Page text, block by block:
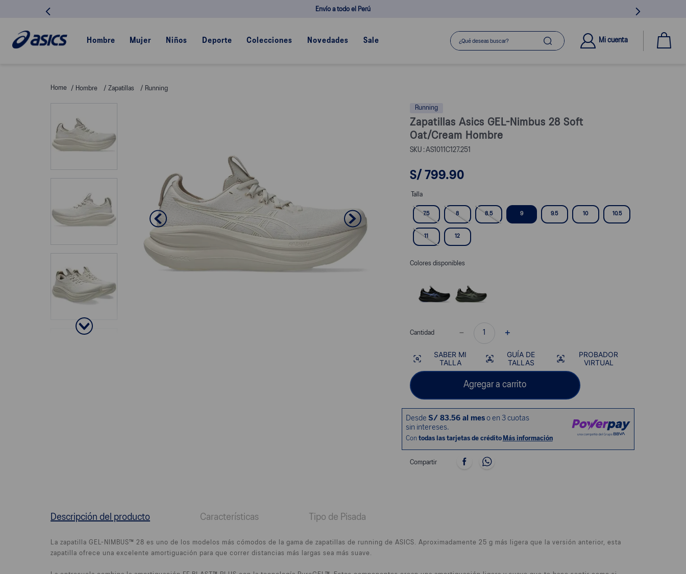
Envío a todo el Perú
Hombre Mujer Niños Deporte Colecciones Novedades Sale
¿Qué deseas buscar?
Mi cuenta
Hombre Zapatillas Running
Running
Zapatillas Asics GEL-Nimbus 28 Soft
Oat/Cream Hombre
AS1011C127.251
S/ 799.90
Talla
7.5 8 8.5 9 9.5 10 10.5
11 12
Colores disponibles
Cantidad ＋
－
SABER MI
TALLA
GUÍA DE
TALLAS
PROBADOR
VIRTUAL
Agregar a carrito
Compartir
Descripción del producto Características Tipo de Pisada
La zapatilla GEL-NIMBUS™ 28 es uno de los modelos más cómodos de la gama de zapatillas de running de ASICS. Aproximadamente 25 g más ligera que la versión anterior, esta
zapatilla ofrece una excelente amortiguación para que correr distancias más largas sea más suave.